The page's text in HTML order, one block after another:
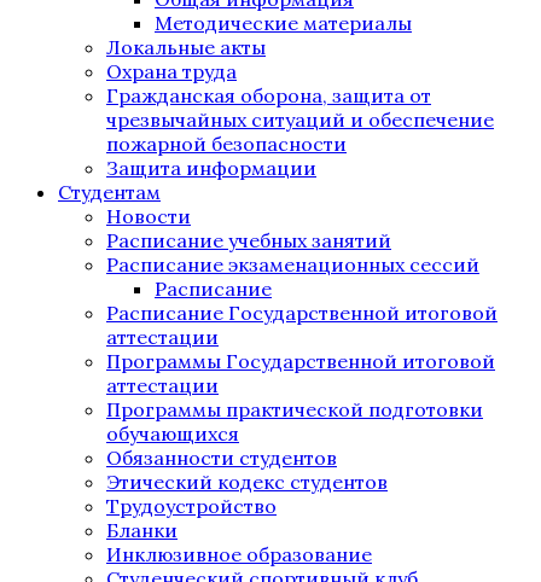
Методические материалы
Локальные акты
Охрана труда
Гражданская оборона, защита от
чрезвычайных ситуаций и обеспечение
пожарной безопасности
Защита информации
Студентам
Новости
Расписание учебных занятий
Расписание экзаменационных сессий
Расписание
Расписание Государственной итоговой
аттестации
Программы Государственной итоговой
аттестации
Программы практической подготовки
обучающихся
Обязанности студентов
Этический кодекс студентов
Трудоустройство
Бланки
Инклюзивное образование